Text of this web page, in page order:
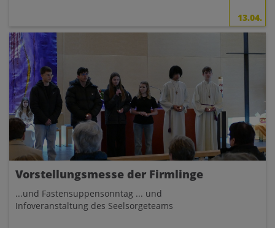
13.04.
Vorstellungsmesse der Firmlinge
...und Fastensuppensonntag ... und
Infoveranstaltung des Seelsorgeteams